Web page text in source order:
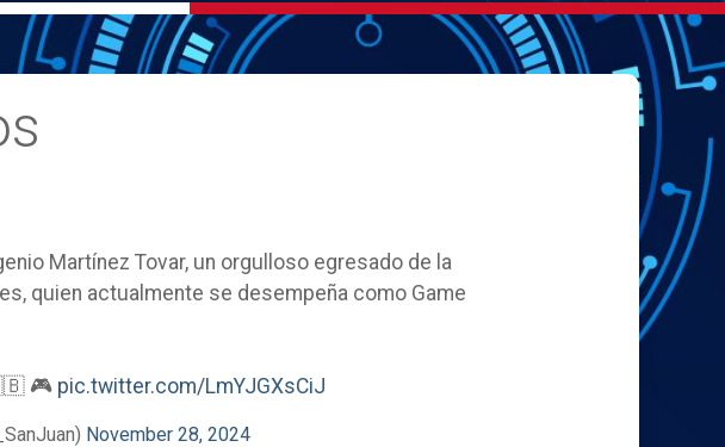
Martínez Tovar, un orgulloso egresado de la
quien actualmente se desempeña como Game
🎮 pic.twitter.com/LmYJGXsCiJ
November 28, 2024